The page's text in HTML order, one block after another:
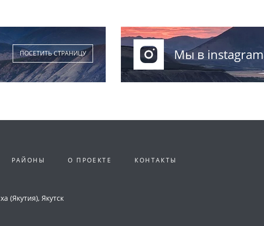
ПОСЕТИТЬ СТРАНИЦУ Мы в instagram
РАЙОНЫ О ПРОЕКТЕ КОНТАКТЫ
(Якутия), Якутск